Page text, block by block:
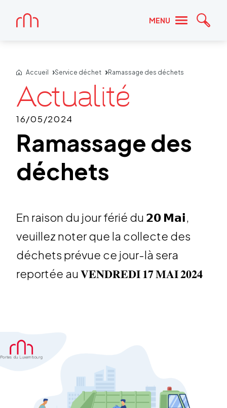
MENU
Accueil
Accueil Service déchet Ramassage des déchets
Ramassage des
déchets
16/05/2024
En raison du jour férié du 𝟮𝟬 𝗠𝗮𝗶,
veuillez noter que la collecte des
déchets prévue ce jour-là sera
repor­tée au 𝐕𝐄𝐍𝐃𝐑𝐄𝐃𝐈 𝟏𝟕 𝐌𝐀𝐈 𝟐𝟎𝟐𝟒